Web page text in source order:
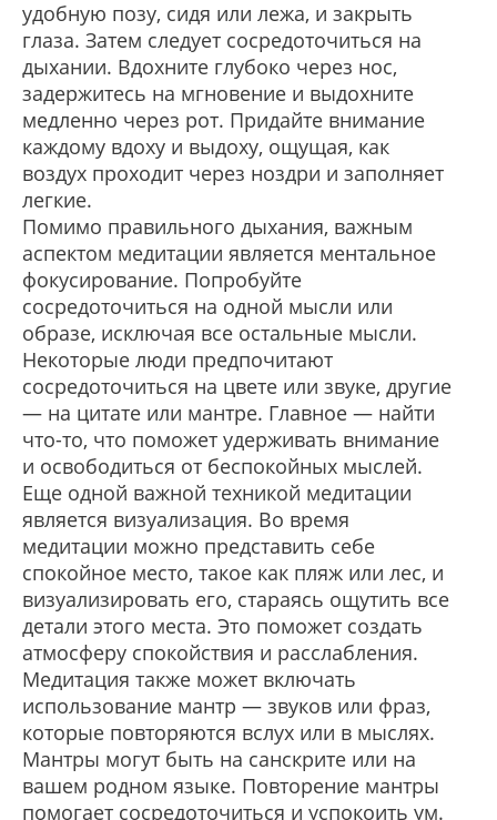
удобную позу, сидя или лежа, и закрыть
глаза. Затем следует сосредоточиться на
дыхании. Вдохните глубоко через нос,
задержитесь на мгновение и выдохните
медленно через рот. Придайте внимание
каждому вдоху и выдоху, ощущая, как
воздух проходит через ноздри и заполняет
легкие.
Помимо правильного дыхания, важным
аспектом медитации является ментальное
фокусирование. Попробуйте
сосредоточиться на одной мысли или
образе, исключая все остальные мысли.
Некоторые люди предпочитают
сосредоточиться на цвете или звуке, другие
— на цитате или мантре. Главное — найти
что-то, что поможет удерживать внимание
и освободиться от беспокойных мыслей.
Еще одной важной техникой медитации
является визуализация. Во время
медитации можно представить себе
спокойное место, такое как пляж или лес, и
визуализировать его, стараясь ощутить все
детали этого места. Это поможет создать
атмосферу спокойствия и расслабления.
Медитация также может включать
использование мантр — звуков или фраз,
которые повторяются вслух или в мыслях.
Мантры могут быть на санскрите или на
вашем родном языке. Повторение мантры
помогает сосредоточиться и успокоить ум.